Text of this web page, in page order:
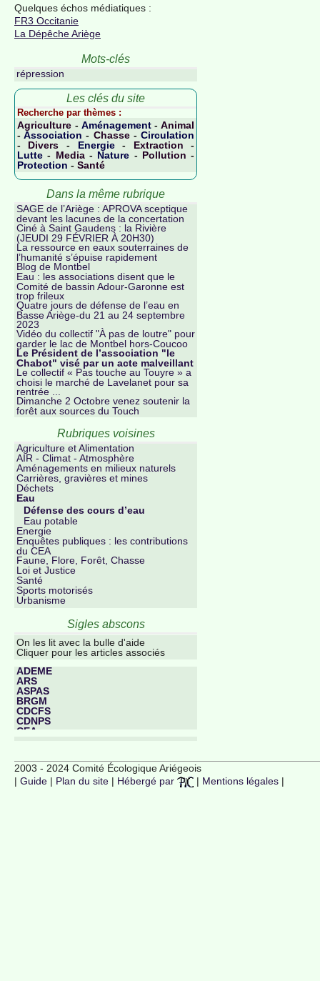
Quelques échos médiatiques :
FR3 Occitanie
La Dépêche Ariège
Mots-clés
répression
Les clés du site
Recherche par thèmes :
Agriculture- Aménagement-Animal
-Association - Chasse-Circulation
- Divers - Energie- Extraction -
Lutte- Media- Nature - Pollution -
Protection - Santé
Dans la même rubrique
SAGE de l’Ariège : APROVA sceptique
devant les lacunes de la concertation
Ciné à Saint Gaudens : la Rivière
(JEUDI 29 FÉVRIER À 20H30)
La ressource en eaux souterraines de
l’humanité s’épuise rapidement
Blog de Montbel
Eau : les associations disent que le
Comité de bassin Adour-Garonne est
trop frileux
Quatre jours de défense de l’eau en
Basse Ariège-du 21 au 24 septembre
2023
Vidéo du collectif "À pas de loutre" pour
garder le lac de Montbel hors-Coucoo
Le Président de l’association "le
Chabot" visé par un acte malveillant
Le collectif « Pas touche au Touyre » a
choisi le marché de Lavelanet pour sa
rentrée ...
Dimanche 2 Octobre venez soutenir la
forêt aux sources du Touch
Rubriques voisines
Agriculture et Alimentation
AIR - Climat - Atmosphère
Aménagements en milieux naturels
Carrières, gravières et mines
Déchets
Eau
Défense des cours d’eau
Eau potable
Energie
Enquêtes publiques : les contributions
du CEA
Faune, Flore, Forêt, Chasse
Loi et Justice
Santé
Sports motorisés
Urbanisme
Sigles abscons
On les lit avec la bulle d'aide
Cliquer pour les articles associés
ADEME
ARS
ASPAS
BRGM
CDCFS
CDNPS
CEA
CIDO
CLCS
CLIC
2003 - 2024 Comité Écologique Ariégeois
| Guide | Plan du site | Hébergé par | Mentions légales |